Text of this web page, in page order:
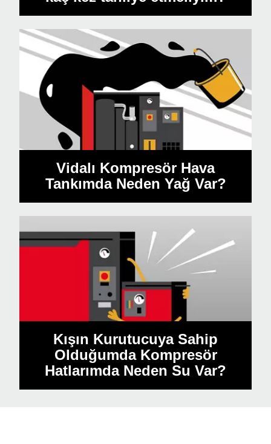
Vidalı Kompresör Hava
Tankımda Neden Yağ Var?
Kışın Kurutucuya Sahip
Olduğumda Kompresör
Hatlarımda Neden Su Var?